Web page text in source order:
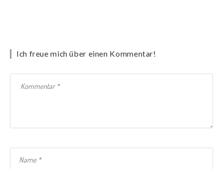
Ich freue mich über einen Kommentar!